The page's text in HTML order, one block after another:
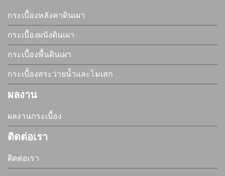
กระเบื้องหลังคาดินเผา
กระเบื้องผนังดินเผา
กระเบื้องพื้นดินเผา
กระเบื้องสระว่ายน้ำและโมเสก
ผลงาน
ผลงานกระเบื้อง
ติดต่อเรา
ติดต่อเรา